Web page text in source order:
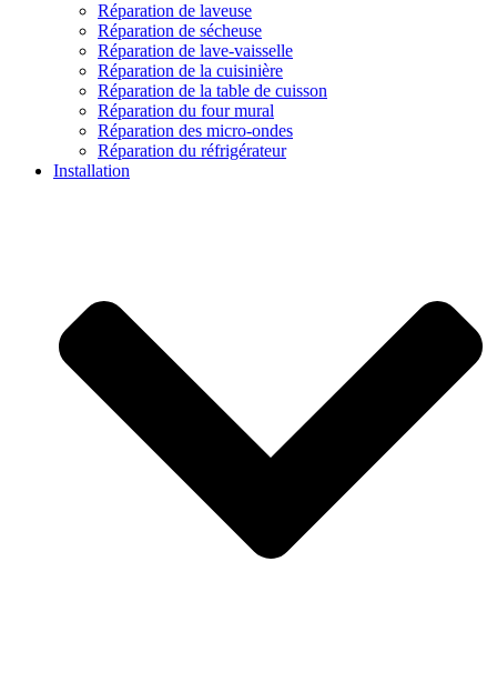
Réparation de laveuse
Réparation de sécheuse
Réparation de lave-vaisselle
Réparation de la cuisinière
Réparation de la table de cuisson
Réparation du four mural
Réparation des micro-ondes
Réparation du réfrigérateur
Installation